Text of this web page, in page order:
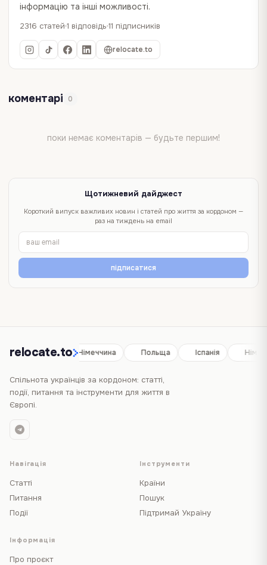
інформацію та інші можливості.
2316 статей 1 відповідь 11 підписників
relocate.to
коментарі 0
поки немає коментарів — будьте першим!
Щотижневий дайджест
Короткий випуск важливих новин і статей про життя за кордоном —
раз на тиждень на email
підписатися
relocate.to
Іспанія Німеччина Польща Іспанія
Спільнота українців за кордоном: статті,
події, питання та інструменти для життя в
Європі.
Навігація
Статті
Питання
Події
Інструменти
Країни
Пошук
Підтримай Україну
Інформація
Про проєкт